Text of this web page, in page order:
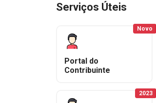
Serviços Úteis
Portal do
Contribuinte
Novo
2023